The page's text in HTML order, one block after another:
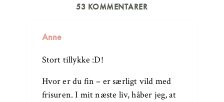
53 KOMMENTARER
Anne
Stort tillykke :D!
Hvor er du fin – er særligt vild med
frisuren. I mit næste liv, håber jeg, at